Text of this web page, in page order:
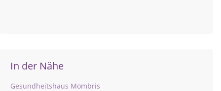
In der Nähe
Gesundheitshaus Mömbris